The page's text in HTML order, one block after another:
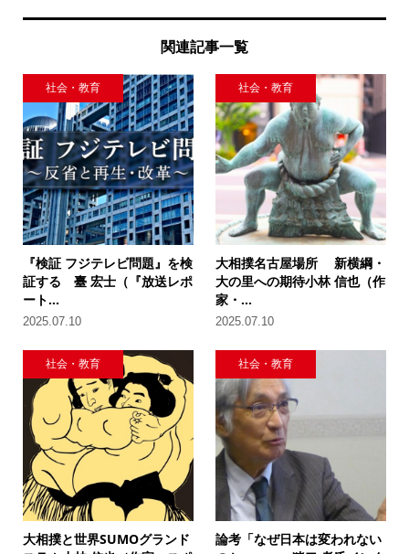
関連記事一覧
社会・教育
『検証 フジテレビ問題』を検
証する 臺 宏士（『放送レポ
ート...
2025.07.10
社会・教育
大相撲名古屋場所 新横綱・
大の里への期待小林 信也（作
家・...
2025.07.10
社会・教育
大相撲と世界SUMOグランド
社会・教育
論考「なぜ日本は変われない